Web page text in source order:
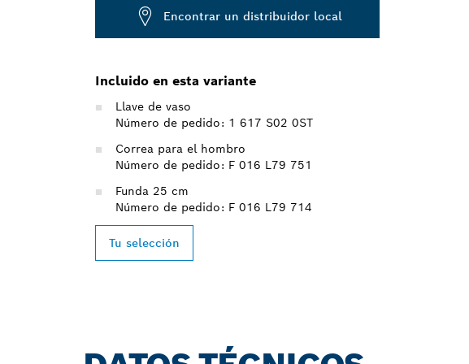
Encontrar un distribuidor local
Incluido en esta variante
Llave de vaso
Número de pedido: 1 617 S02 0ST
Correa para el hombro
Número de pedido: F 016 L79 751
Funda 25 cm
Número de pedido: F 016 L79 714
Tu selección